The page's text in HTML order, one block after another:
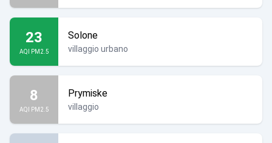
23
AQI PM2.5
Solone
villaggio urbano
8
AQI PM2.5
Prymiske
villaggio